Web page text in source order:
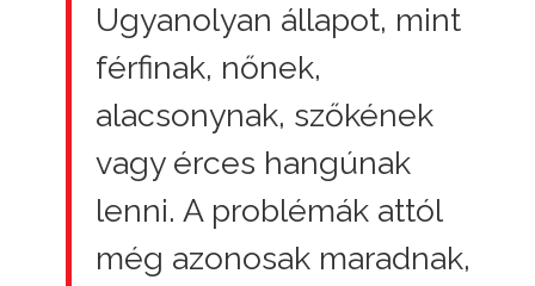
Ugyanolyan állapot, mint
férfinak, nőnek,
alacsonynak, szőkének
vagy érces hangúnak
lenni. A problémák attól
még azonosak maradnak,